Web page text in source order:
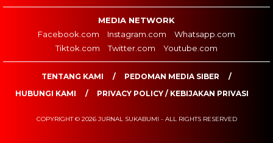
MEDIA NETWORK
Facebook.com
Instagram.com
Whatsapp.com
Tiktok.com
Twitter.com Youtube.com
TENTANG KAMI
PEDOMAN MEDIA SIBER
HUBUNGI KAMI
PRIVACY POLICY / KEBIJAKAN PRIVASI
COPYRIGHT © 2026 JURNAL SUKABUMI - ALL RIGHTS RESERVED